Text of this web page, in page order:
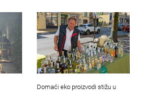
Domaći eko proizvodi stižu u